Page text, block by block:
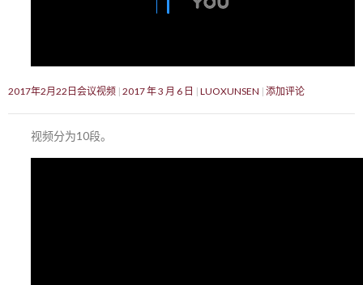
2017年2月22日会议视频 2017 年 3 月 6 日 LUOXUNSEN 添加评论
视频分为10段。